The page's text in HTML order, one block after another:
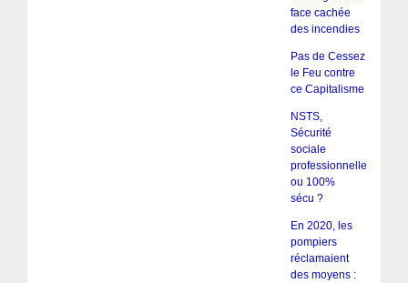
face cachée
des incendies
Pas de Cessez
le Feu contre
ce Capitalisme
NSTS,
Sécurité
sociale
professionnelle
ou 100%
sécu ?
En 2020, les
pompiers
réclamaient
des moyens :